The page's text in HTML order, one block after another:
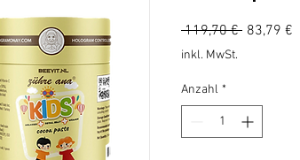
119,70 € 83,79 €
inkl. MwSt.
Anzahl *